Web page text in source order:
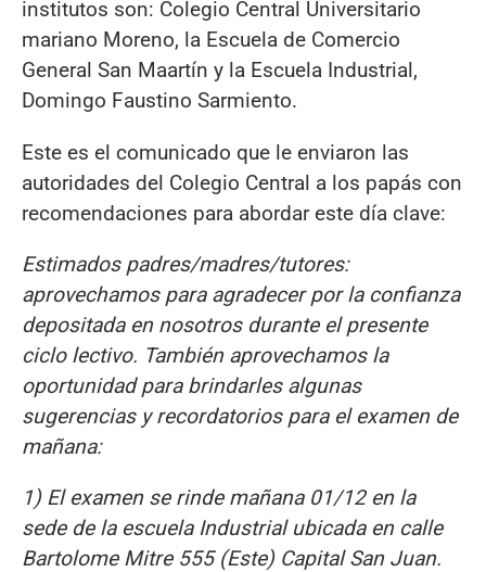
institutos son: Colegio Central Universitario
mariano Moreno, la Escuela de Comercio
General San Maartín y la Escuela Industrial,
Domingo Faustino Sarmiento.
Este es el comunicado que le enviaron las
autoridades del Colegio Central a los papás con
recomendaciones para abordar este día clave:
Estimados padres/madres/tutores:
aprovechamos para agradecer por la confianza
depositada en nosotros durante el presente
ciclo lectivo. También aprovechamos la
oportunidad para brindarles algunas
sugerencias y recordatorios para el examen de
mañana:
1) El examen se rinde mañana 01/12 en la
sede de la escuela Industrial ubicada en calle
Bartolome Mitre 555 (Este) Capital San Juan.